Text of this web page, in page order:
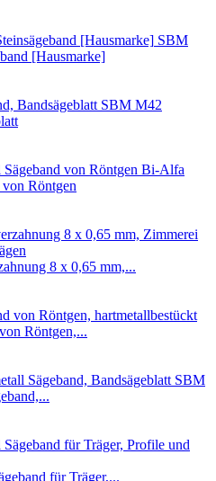
SBM
[Hausmarke]
SBM M42
Bi-Alfa
Röntgen
8 x 0,65 mm,...
Röntgen,...
SBM
für Träger,...